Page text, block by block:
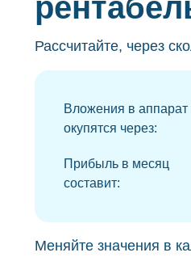
Рассчитайте, через
Вложения в аппарат
окупятся через:
Прибыль в месяц
составит:
Меняйте значения в